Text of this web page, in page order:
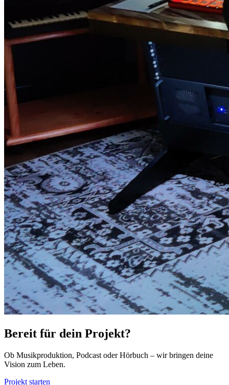
Bereit für dein Projekt?
Ob Musikproduktion, Podcast oder Hörbuch – wir bringen deine
Vision zum Leben.
Projekt starten